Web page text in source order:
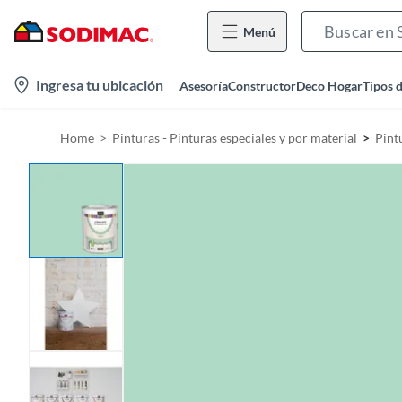
Menú
Ingresa tu ubicación AsesoríaConstructorDeco HogarTipos
Home Pinturas - Pinturas especiales y por material